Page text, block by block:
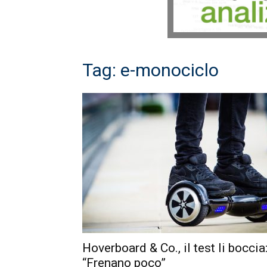
Tag: e-monociclo
Hoverboard & Co., il test li boccia:
“Frenano poco”